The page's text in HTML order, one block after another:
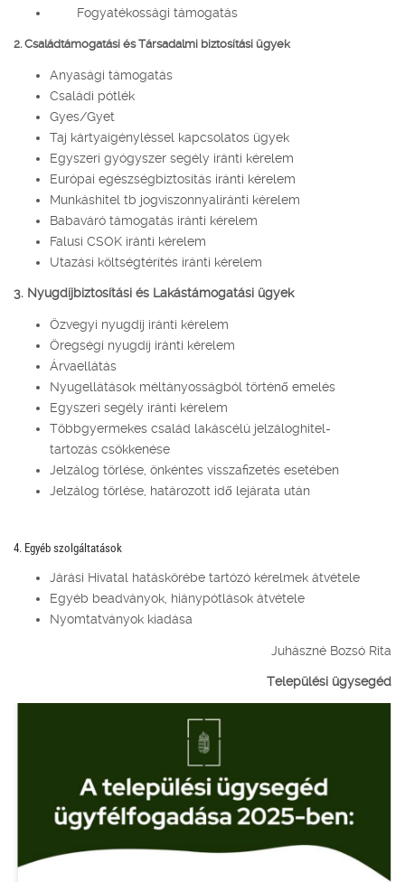
Fogyatékossági támogatás
2. Családtámogatási és Társadalmi biztosítási ügyek
Anyasági támogatás
Családi pótlék
Gyes/Gyet
Taj kártyaigényléssel kapcsolatos ügyek
Egyszeri gyógyszer segély iránti kérelem
Európai egészségbiztosítás iránti kérelem
Munkáshitel tb jogviszonnyaliránti kérelem
Babaváró támogatás iránti kérelem
Falusi CSOK iránti kérelem
Utazási költségtérítés iránti kérelem
3. Nyugdíjbiztosítási és Lakástámogatási ügyek
Özvegyi nyugdíj iránti kérelem
Öregségi nyugdíj iránti kérelem
Árvaellátás
Nyugellátások méltányosságból történő emelés
Egyszeri segély iránti kérelem
Többgyermekes család lakáscélú jelzáloghitel-
tartozás csökkenése
Jelzálog törlése, önkéntes visszafizetés esetében
Jelzálog törlése, határozott idő lejárata után
4. Egyéb szolgáltatások
Járási Hivatal hatáskörébe tartózó kérelmek átvétele
Egyéb beadványok, hiánypótlások átvétele
Nyomtatványok kiadása
Juhászné Bozsó Rita
Települési ügysegéd